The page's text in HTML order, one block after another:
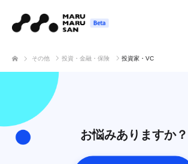
その他 投資・金融・保険 投資家・VC
お悩みありますか？